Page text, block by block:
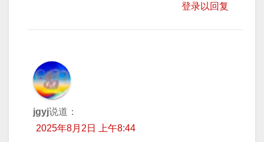
登录以回复
jgyj说道：
2025年8月2日 上午8:44